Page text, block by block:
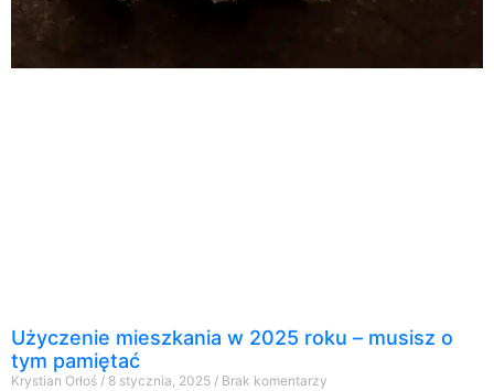
Użyczenie mieszkania w 2025 roku – musisz o
tym pamiętać
Krystian Orłoś 8 stycznia, 2025 Brak komentarzy